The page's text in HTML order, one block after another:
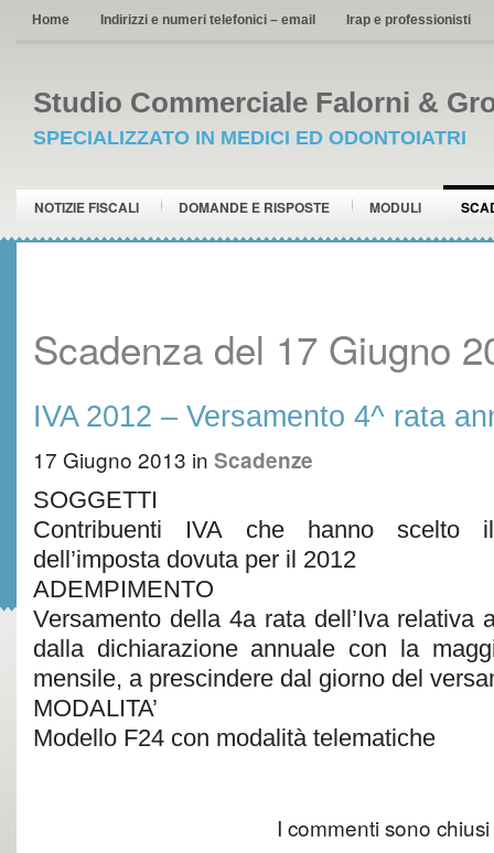
Home Indirizzi e numeri telefonici – email Irap e professionisti
Studio Commerciale Falorni &
SPECIALIZZATO IN MEDICI ED ODONTOIATRI
NOTIZIE FISCALI DOMANDE E RISPOSTE MODULI
Scadenza del 17 Giugno
IVA 2012 – Versamento 4^ rata
17 Giugno 2013 in Scadenze
SOGGETTI
Contribuenti IVA che hanno scelto
dell’imposta dovuta per il 2012
ADEMPIMENTO
Versamento della 4a rata dell’Iva relativa
dalla dichiarazione annuale con la
mensile, a prescindere dal giorno del
MODALITA’
Modello F24 con modalità telematiche
I commenti sono chiusi